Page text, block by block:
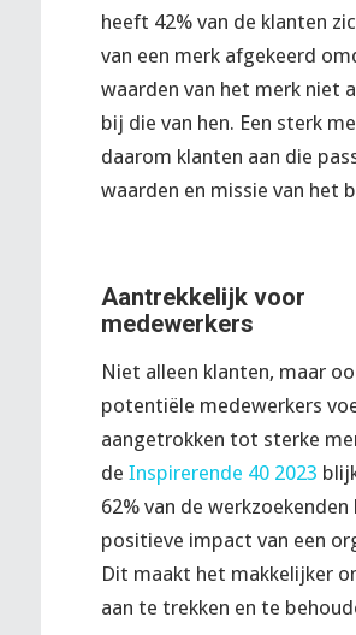
heeft 42% van de klanten
van een merk afgekeerd
waarden van het merk niet
bij die van hen. Een sterk
daarom klanten aan die
waarden en missie van het
Aantrekkelijk voor
medewerkers
Niet alleen klanten, maar
potentiële medewerkers
aangetrokken tot sterke
de Inspirerende 40 2023
62% van de
positieve impact van een
Dit maakt het makkelijker
aan te trekken en te